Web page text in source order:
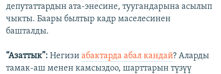
депутаттардын ата-энесине, туугандарына асылып
чыкты. Баары былтыр кадр маселесинен
башталды.
“Азаттык”: Негизи абактарда абал кандай? Аларды
тамак-аш менен камсыздоо, шарттарын түзүү